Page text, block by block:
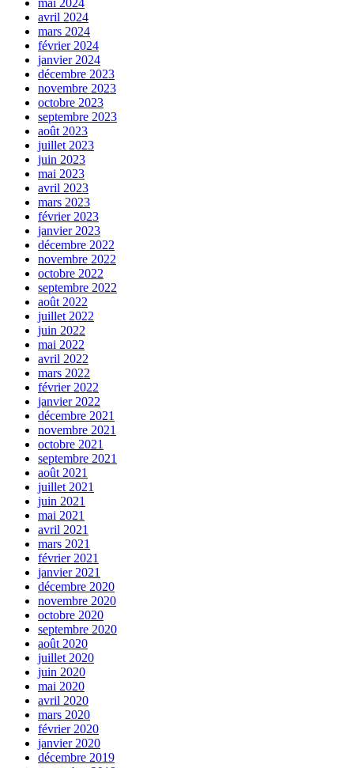
avril 2024
mars 2024
février 2024
janvier 2024
décembre 2023
novembre 2023
octobre 2023
septembre 2023
août 2023
juillet 2023
juin 2023
mai 2023
avril 2023
mars 2023
février 2023
janvier 2023
décembre 2022
novembre 2022
octobre 2022
septembre 2022
août 2022
juillet 2022
juin 2022
mai 2022
avril 2022
mars 2022
février 2022
janvier 2022
décembre 2021
novembre 2021
octobre 2021
septembre 2021
août 2021
juillet 2021
juin 2021
mai 2021
avril 2021
mars 2021
février 2021
janvier 2021
décembre 2020
novembre 2020
octobre 2020
septembre 2020
août 2020
juillet 2020
juin 2020
mai 2020
avril 2020
mars 2020
février 2020
janvier 2020
décembre 2019